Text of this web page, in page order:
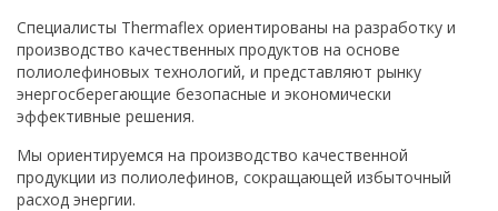
Специалисты Thermaflex ориентированы на разработку и
производство качественных продуктов на основе
полиолефиновых технологий, и представляют рынку
энергосберегающие безопасные и экономически
эффективные решения.
Мы ориентируемся на производство качественной
продукции из полиолефинов, сокращающей избыточный
расход энергии.